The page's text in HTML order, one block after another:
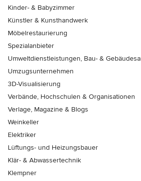
Kinder- & Babyzimmer
Künstler & Kunsthandwerk
Möbelrestaurierung
Spezialanbieter
Umweltdienstleistungen, Bau- &
Umzugsunternehmen
3D-Visualisierung
Verbände, Hochschulen & Organisationen
Verlage, Magazine & Blogs
Weinkeller
Elektriker
Lüftungs- und Heizungsbauer
Klär- & Abwassertechnik
Klempner